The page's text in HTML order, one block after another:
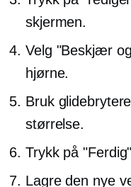
skjermen.
Velg "Beskjær
hjørne.
Bruk
størrelse.
Trykk på
Lagre den nye